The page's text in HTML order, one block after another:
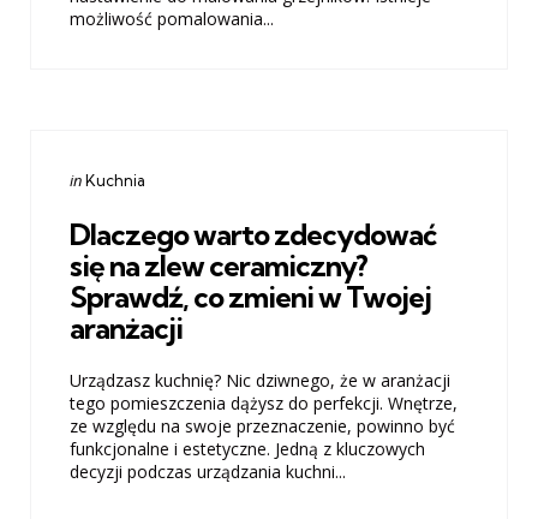
możliwość pomalowania...
Categories
Posted
inKuchnia
Dlaczego warto zdecydować
się na zlew ceramiczny?
Sprawdź, co zmieni w Twojej
aranżacji
Urządzasz kuchnię? Nic dziwnego, że w aranżacji
tego pomieszczenia dążysz do perfekcji. Wnętrze,
ze względu na swoje przeznaczenie, powinno być
funkcjonalne i estetyczne. Jedną z kluczowych
decyzji podczas urządzania kuchni...